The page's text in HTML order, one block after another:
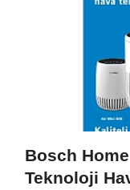
Bosch
Teknoloji